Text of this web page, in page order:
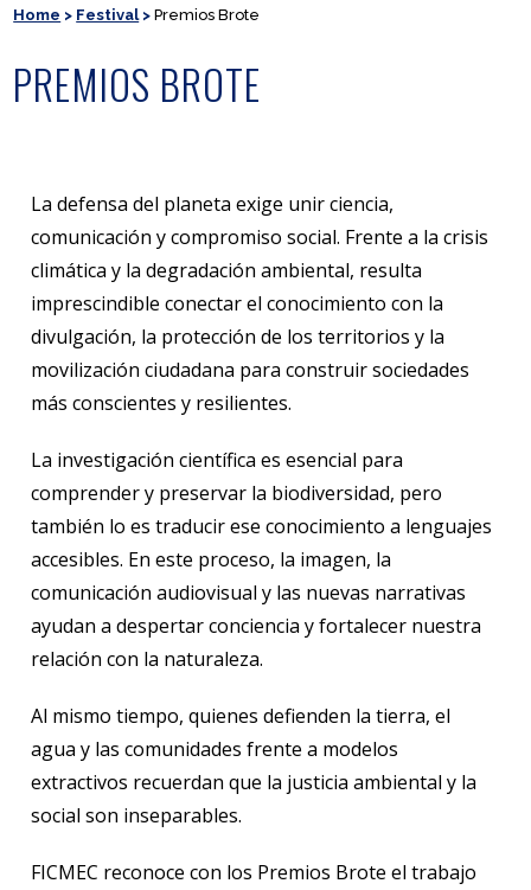
Home > Festival>Premios Brote
PREMIOS BROTE
La defensa del planeta exige unir ciencia,
comunicación y compromiso social. Frente a la crisis
climática y la degradación ambiental, resulta
imprescindible conectar el conocimiento con la
divulgación, la protección de los territorios y la
movilización ciudadana para construir sociedades
más conscientes y resilientes.
La investigación científica es esencial para
comprender y preservar la biodiversidad, pero
también lo es traducir ese conocimiento a lenguajes
accesibles. En este proceso, la imagen, la
comunicación audiovisual y las nuevas narrativas
ayudan a despertar conciencia y fortalecer nuestra
relación con la naturaleza.
Al mismo tiempo, quienes defienden la tierra, el
agua y las comunidades frente a modelos
extractivos recuerdan que la justicia ambiental y la
social son inseparables.
FICMEC reconoce con los Premios Brote el trabajo